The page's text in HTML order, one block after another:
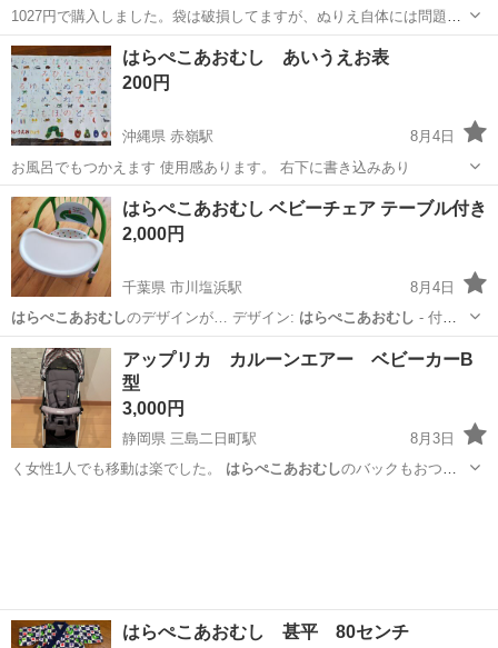
1027円で購入しました。袋は破損してますが、ぬりえ自体には問題な
いです。よろしくお願いします
熊本 熊本市 おもちゃ
はらぺこあおむし あいうえお表
200円
沖縄県 赤嶺駅
8月4日
お風呂でもつかえます 使用感あります。 右下に書き込みあり
沖縄 那覇市 赤嶺駅 キッズ用品 はらぺこあおむし
はらぺこあおむし ベビーチェア テーブル付き
2,000円
千葉県 市川塩浜駅
8月4日
はらぺこあおむしのデザインが… デザイン: はらぺこあおむし - 付属
品…
千葉 市川市 市川塩浜駅
アップリカ カルーンエアー ベビーカーB
型
3,000円
静岡県 三島二日町駅
8月3日
く女性1人でも移動は楽でした。 はらぺこあおむしのバックもおつけ
はらぺこあおむし 甚平 80センチ